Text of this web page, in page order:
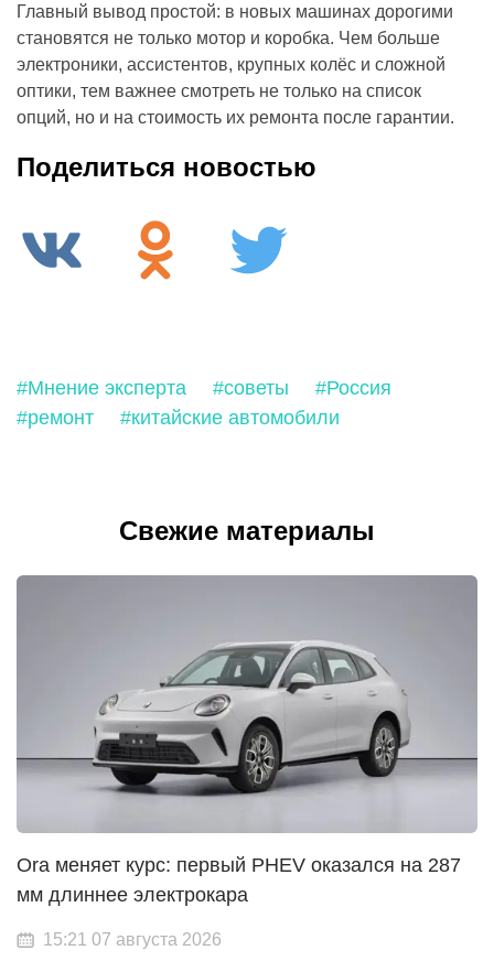
Главный вывод простой: в новых машинах дорогими
становятся не только мотор и коробка. Чем больше
электроники, ассистентов, крупных колёс и сложной
оптики, тем важнее смотреть не только на список
опций, но и на стоимость их ремонта после гарантии.
Поделиться новостью
#Мнение эксперта #советы
#Россия
#ремонт
#китайские автомобили
Свежие материалы
Ora меняет курс: первый PHEV оказался на 287
мм длиннее электрокара
15:21 07 августа 2026